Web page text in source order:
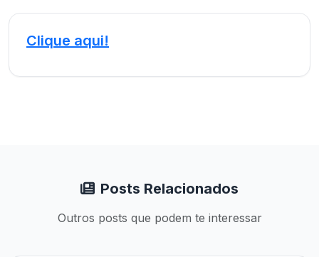
Clique aqui!
Posts Relacionados
Outros posts que podem te interessar